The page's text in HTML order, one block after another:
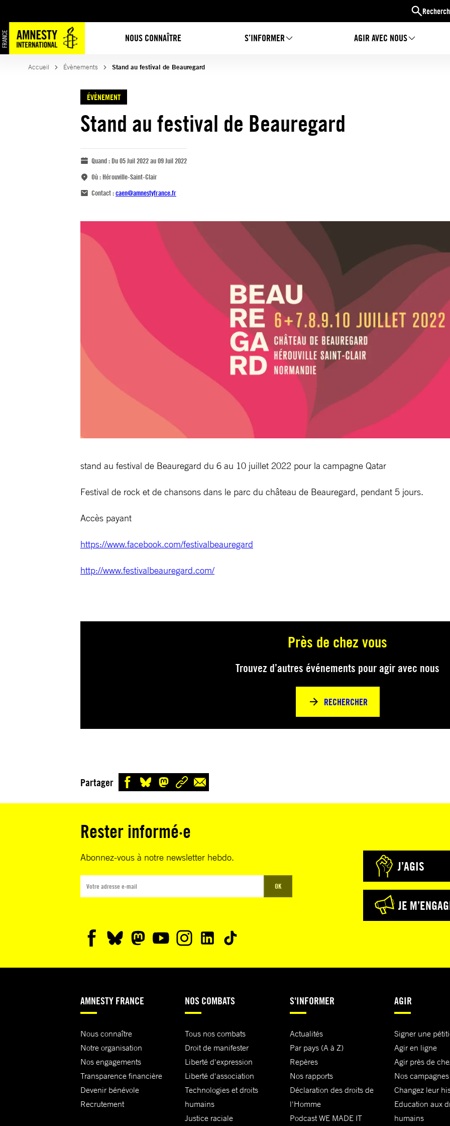
NOUS CONNAÎTRE S’INFORMER AGIR AVEC NOUS
Accueil Évènements Stand au festival de Beauregard
ÉVÈNEMENT
Stand au festival de Beauregard
Quand :Du 05 Juil 2022 au 09 Juil 2022
Où :Hérouville-Saint-Clair
Contact :caen@amnestyfrance.fr
stand au festival de Beauregard du 6 au 10 juillet 2022 pour la campagne Qatar
Festival de rock et de chansons dans le parc du château de Beauregard, pendant 5 jours.
Accès payant
https://www.facebook.com/festivalbeauregard
http://www.festivalbeauregard.com/
Près de chez vous
Trouvez d’autres événements pour agir avec nous
RECHERCHER
Partager
Rester informé·e
Abonnez-vous à notre newsletter hebdo.
OK
J’AGIS
JE
AMNESTY FRANCE
Nous connaître
Notre organisation
Nos engagements
Transparence financière
Devenir bénévole
Recrutement
NOS COMBATS
Tous nos combats
Droit de manifester
Liberté d'expression
Liberté d'association
Technologies et droits
humains
Justice raciale
S'INFORMER
Actualités
Par pays (A à Z)
Repères
Nos rapports
Déclaration des droits de
l'Homme
Podcast WE MADE IT
AGIR
Signer une
Agir en ligne
Agir près de
Nos campagnes
Changez leur
Education aux
humains